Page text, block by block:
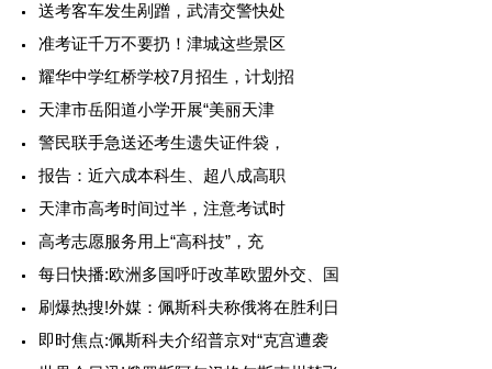
送考客车发生剐蹭，武清交警快处
准考证千万不要扔！津城这些景区
耀华中学红桥学校7月招生，计划招
天津市岳阳道小学开展“美丽天津
警民联手急送还考生遗失证件袋，
报告：近六成本科生、超八成高职
天津市高考时间过半，注意考试时
高考志愿服务用上“高科技”，充
每日快播:欧洲多国呼吁改革欧盟外交、国
刷爆热搜!外媒：佩斯科夫称俄将在胜利日
即时焦点:佩斯科夫介绍普京对“克宫遭袭